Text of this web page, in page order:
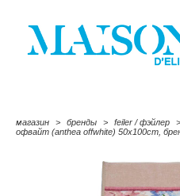
магазин > бренды > feiler / фэйлер >
офвайт (anthea offwhite) 50x100cm,